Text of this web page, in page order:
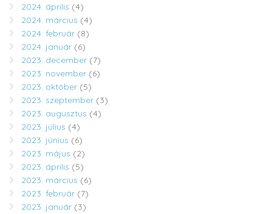
2024. április (4)
2024. március (4)
2024. február (8)
2024. január (6)
2023. december (7)
2023. november (6)
2023. október (5)
2023. szeptember (3)
2023. augusztus (4)
2023. július (4)
2023. június (6)
2023. május (2)
2023. április (5)
2023. március (6)
2023. február (7)
2023. január (3)